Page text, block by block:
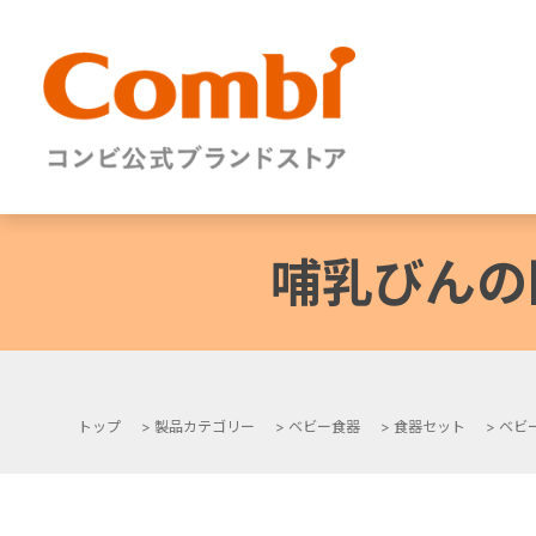
哺乳びん
トップ > 製品カテゴリー > ベビー食器 > 食器セット > ベビ